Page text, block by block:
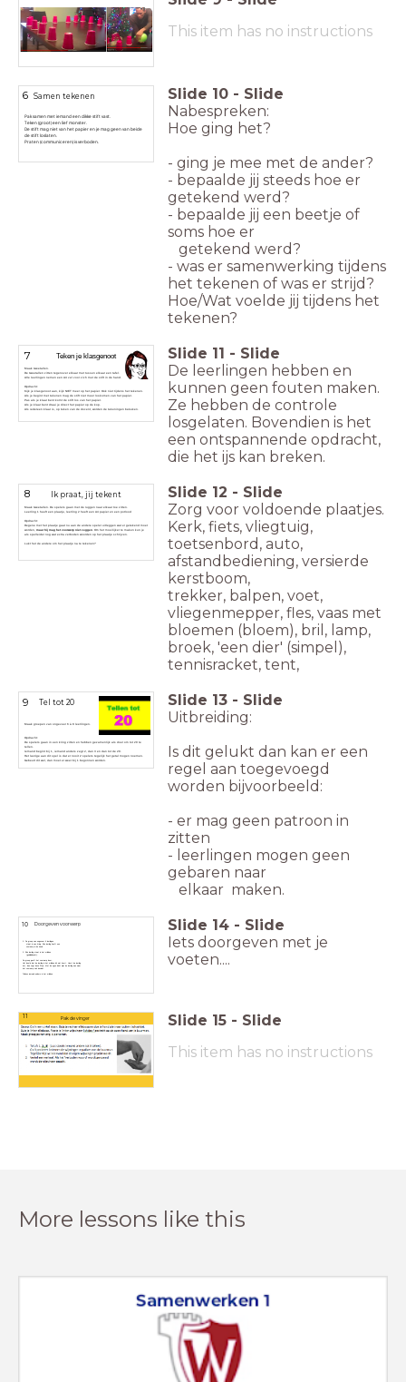
This item has no instructions
Samen tekenen
Pak samen met iemand een dikke stift vast.
Teken (groot) een lief monster.
De stift mag niet van het papier en je mag geen van beide
de stift loslaten.
Praten (communiceren) is verboden.
6 Slide 10 - Slide
Nabespreken:
Hoe ging het?
- ging je mee met de ander?
- bepaalde jij steeds hoe er
getekend werd?
- bepaalde jij een beetje of
soms hoe er
getekend werd?
- was er samenwerking tijdens
het tekenen of was er strijd?
Hoe/Wat voelde jij tijdens het
tekenen?
Teken je klasgenoot
Maak tweetallen.
De tweetallen zitten tegenover elkaar met tussen elkaar een tafel.
Alle leerlingen nemen een A4 vel voor zich met de stift in de hand.
Opdracht:
Kijk je klasgenoot aan, kijk NIET meer op het papier. Ook niet tijdens het tekenen.
Als je begint met tekenen mag de stift niet meer loskomen van het papier.
Pas als je klaar bent komt de stift los van het papier.
Als je klaar bent draai je direct het papier op de kop.
Als iedereen klaar is, op teken van de docent, worden de tekeningen bekeken.
7 Slide 11 - Slide
De leerlingen hebben en
kunnen geen fouten maken.
Ze hebben de controle
losgelaten. Bovendien is het
een ontspannende opdracht,
die het ijs kan breken.
Ik praat, jij tekent
Maak tweetallen. De spelers gaan met de ruggen naar elkaar toe zitten.
Leerling 1 heeft een plaatje, leerling 2 heeft een A4 papier en een potlood
Opdracht:
Degene met het plaatje gaat nu aan de andere speler uitleggen wat er getekend moet
worden, maar hij mag het voorwerp niet zeggen. Om het moeilijker te maken kun je
als spelleider nog wat extra verboden woorden op het plaatje schrijven.
Lukt het de andere om het plaatje na te tekenen?
8 Slide 12 - Slide
Zorg voor voldoende plaatjes.
Kerk, fiets, vliegtuig,
toetsenbord, auto,
afstandbediening, versierde
kerstboom,
trekker, balpen, voet,
vliegenmepper, fles, vaas met
bloemen (bloem), bril, lamp,
broek, 'een dier' (simpel),
tennisracket, tent,
Tel tot 20
Maak groepen van ongeveer 6 à 8 leerlingen.
Opdracht:
De spelers gaan in een kring zitten en hebben gezamenlijk als doel om tot 20 te
tellen.
Iemand begint bij 1, iemand anders zegt 2, dan 3 en dan tot de 20.
Het lastige aan dit spel is dat er nooit 2 spelers tegelijk het getal mogen noemen.
Gebeurt dit wel, dan moet er weer bij 1 begonnen worden.
9 Slide 13 - Slide
Uitbreiding:
Is dit gelukt dan kan er een
regel aan toegevoegd
worden bijvoorbeeld:
- er mag geen patroon in
zitten
- leerlingen mogen geen
gebaren naar
elkaar maken.
Doorgeven voorwerp
10 Slide 14 - Slide
Iets doorgeven met je
voeten....
Pak de vinger
11 Slide 15 - Slide
This item has no instructions
More lessons like this